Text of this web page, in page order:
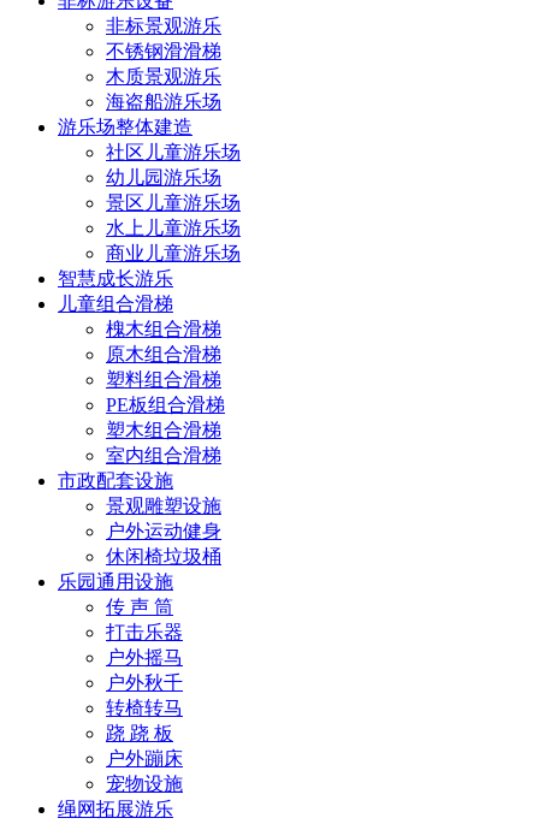
非标景观游乐
不锈钢滑滑梯
木质景观游乐
海盗船游乐场
游乐场整体建造
社区儿童游乐场
幼儿园游乐场
景区儿童游乐场
水上儿童游乐场
商业儿童游乐场
智慧成长游乐
儿童组合滑梯
槐木组合滑梯
原木组合滑梯
塑料组合滑梯
PE板组合滑梯
塑木组合滑梯
室内组合滑梯
市政配套设施
景观雕塑设施
户外运动健身
休闲椅垃圾桶
乐园通用设施
传 声 筒
打击乐器
户外摇马
户外秋千
转椅转马
跷 跷 板
户外蹦床
宠物设施
绳网拓展游乐